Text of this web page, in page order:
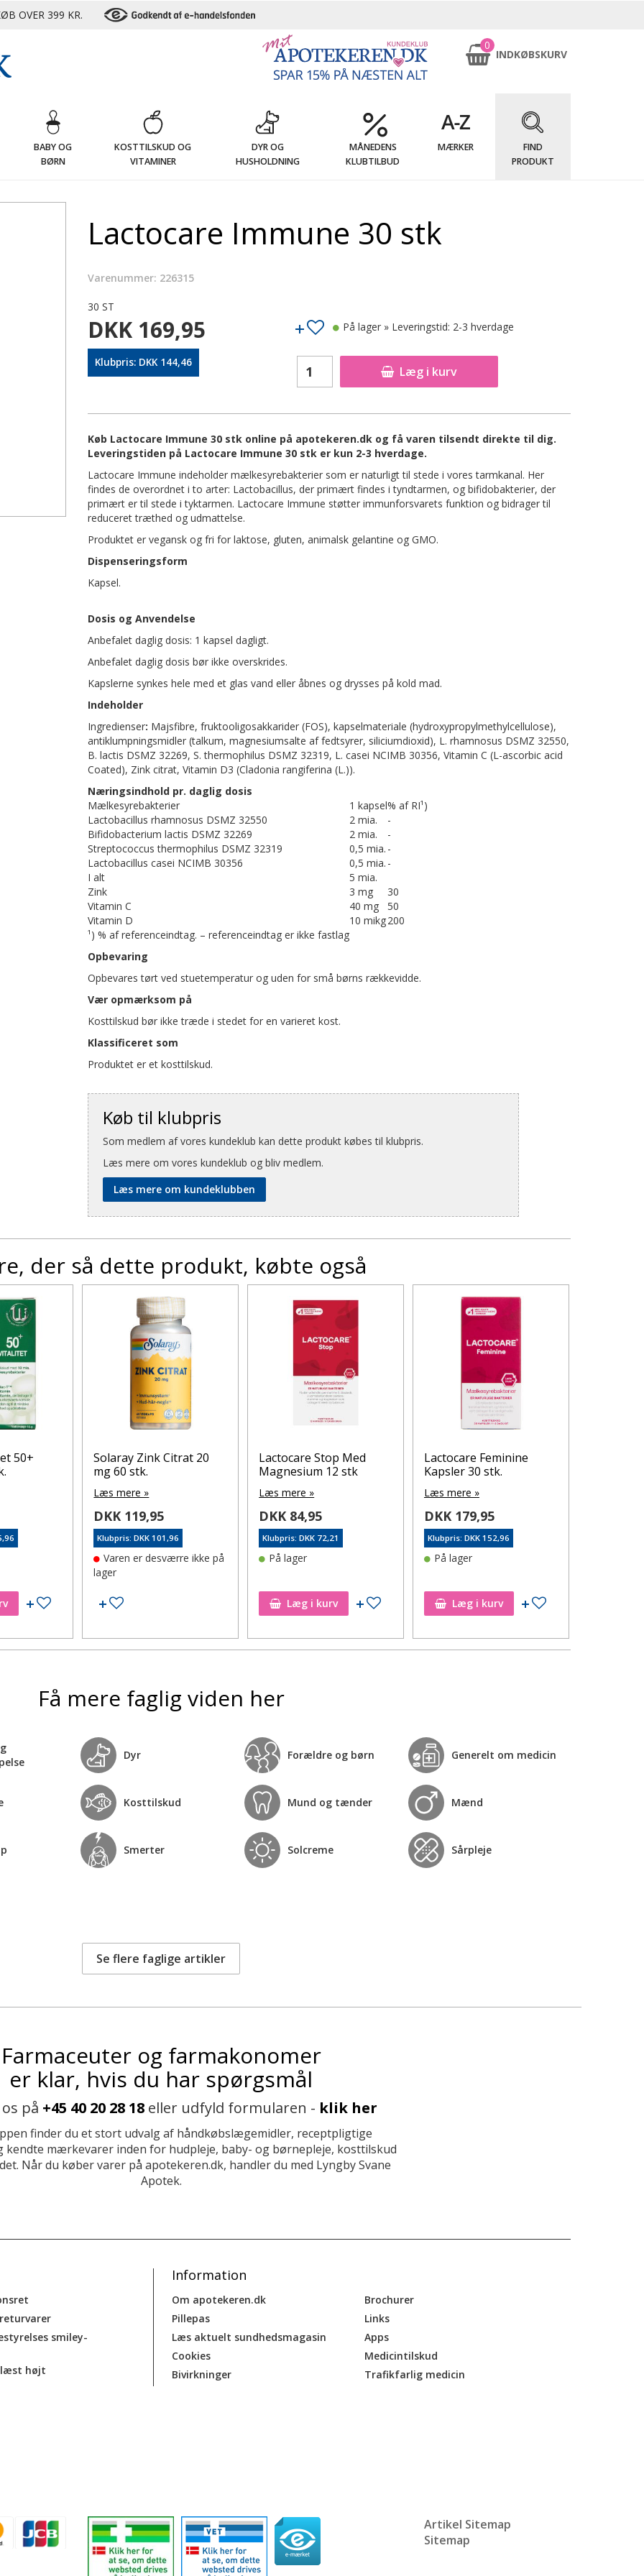
OVER 399 KR.
0
INDKØBSKURV
BABY OG
BØRN
KOSTTILSKUD OG
VITAMINER
DYR OG
HUSHOLDNING
MÅNEDENS
KLUBTILBUD
MÆRKER
FIND
PRODUKT
Lactocare Immune 30 stk
Varenummer: 226315
30 ST
DKK 169,95
Klubpris: DKK 144,46
Læg i kurv
På lager » Leveringstid: 2-3 hverdage
Køb Lactocare Immune 30 stk online på apotekeren.dk og få varen tilsendt direkte til dig.
Leveringstiden på Lactocare Immune 30 stk er kun 2-3 hverdage.
Lactocare Immune indeholder mælkesyrebakterier som er naturligt til stede i vores tarmkanal. Her
findes de overordnet i to arter: Lactobacillus, der primært findes i tyndtarmen, og bifidobakterier, der
primært er til stede i tyktarmen. Lactocare Immune støtter immunforsvarets funktion og bidrager til
reduceret træthed og udmattelse.
Produktet er vegansk og fri for laktose, gluten, animalsk gelantine og GMO.
Dispenseringsform
Kapsel.
Dosis og Anvendelse
Anbefalet daglig dosis: 1 kapsel dagligt.
Anbefalet daglig dosis bør ikke overskrides.
Kapslerne synkes hele med et glas vand eller åbnes og drysses på kold mad.
Indeholder
Ingredienser: Majsfibre, fruktooligosakkarider (FOS), kapselmateriale (hydroxypropylmethylcellulose),
antiklumpningsmidler (talkum, magnesiumsalte af fedtsyrer, siliciumdioxid), L. rhamnosus DSMZ 32550,
B. lactis DSMZ 32269, S. thermophilus DSMZ 32319, L. casei NCIMB 30356, Vitamin C (L-ascorbic acid
Coated), Zink citrat, Vitamin D3 (Cladonia rangiferina (L.)).
Næringsindhold pr. daglig dosis
Mælkesyrebakterier
1 kapsel% af RI¹)
Lactobacillus rhamnosus DSMZ 32550
2 mia.
-
Bifidobacterium lactis DSMZ 32269
2 mia.
-
Streptococcus thermophilus DSMZ 32319
0,5 mia. -
Lactobacillus casei NCIMB 30356
0,5 mia. -
I alt
5 mia.
Zink
3 mg
30
Vitamin C
40 mg
50
Vitamin D
10 mikg200
¹) % af referenceindtag. – referenceindtag er ikke fastlag
Opbevaring
Opbevares tørt ved stuetemperatur og uden for små børns rækkevidde.
Vær opmærksom på
Kosttilskud bør ikke træde i stedet for en varieret kost.
Klassificeret som
Produktet er et kosttilskud.
Køb til klubpris
Som medlem af vores kundeklub kan dette produkt købes til klubpris.
Læs mere om vores kundeklub og bliv medlem.
Læs mere om kundeklubben
der så dette produkt, købte også
50+
Tilføj til ønskeseddel
Solaray Zink Citrat 20
mg 60 stk.
Læs mere »
DKK 119,95
Klubpris: DKK 101,96
Varen er desværre ikke på
lager
Tilføj til ønskeseddel
Lactocare Stop Med
Magnesium 12 stk
Læs mere »
DKK 84,95
Klubpris: DKK 72,21
På lager
Læg i kurv Tilføj til ønskeseddel
Lactocare Feminine
Kapsler 30 stk.
Læs mere »
DKK 179,95
Klubpris: DKK 152,96
På lager
Læg i kurv Tilføj til ønskeseddel
Få mere faglig viden her
Dyr Forældre og børn Generelt om medicin
Kosttilskud Mund og tænder Mænd
Smerter Solcreme Sårpleje
Se flere faglige artikler
Farmaceuter og farmakonomer
er klar, hvis du har spørgsmål
på +45 40 20 28 18 eller udfyld formularen - klik her
finder du et stort udvalg af håndkøbslægemidler, receptpligtige
kendte mærkevarer inden for hudpleje, baby- og børnepleje, kosttilskud
Når du køber varer på apotekeren.dk, handler du med Lyngby Svane
Apotek.
smiley-
læst højt
Information
Om apotekeren.dk
Pillepas
Læs aktuelt sundhedsmagasin
Cookies
Bivirkninger
Brochurer
Links
Apps
Medicintilskud
Trafikfarlig medicin
Artikel Sitemap
Sitemap